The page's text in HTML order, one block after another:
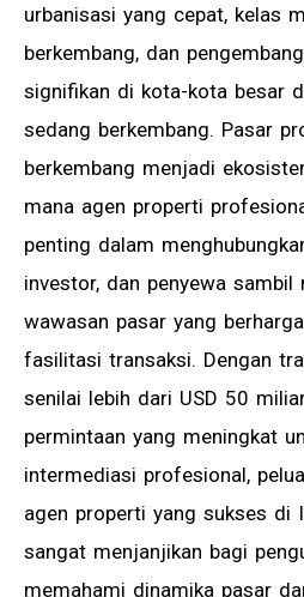
urbanisasi yang cepat, kelas
berkembang, dan
signifikan di kota-kota besar
sedang berkembang. Pasar
berkembang menjadi
mana agen properti
penting dalam
investor, dan penyewa sambil
wawasan pasar yang
fasilitasi transaksi. Dengan
senilai lebih dari USD 50
permintaan yang meningkat
intermediasi profesional,
agen properti yang sukses di
sangat menjanjikan bagi
memahami dinamika pasar